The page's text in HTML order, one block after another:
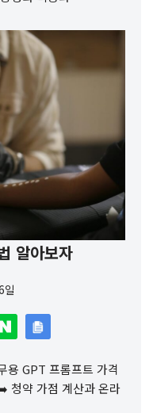
알아보자
일
GPT 프롬프트 가격
청약 가점 계산과 온라